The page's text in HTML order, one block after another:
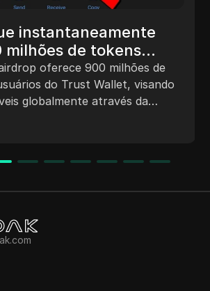
instantaneamente
milhões de tokens
a Trust Wallet |
para ganhar $100
oferece 900 milhões de
do Trust Wallet, visando
globalmente através da
atuais do mercado de
recompensas adicionais.